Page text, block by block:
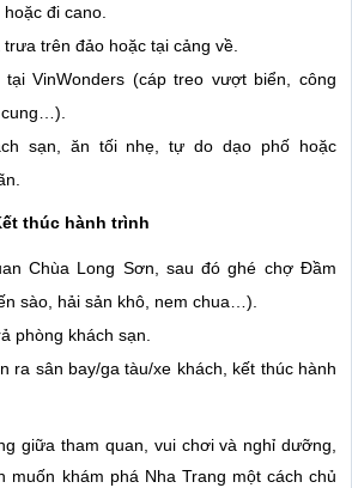
đi cano.
trên đảo hoặc tại cảng về.
tại VinWonders (cáp treo vượt biển, công
sạn, ăn tối nhẹ, tự do dạo phố hoặc
thúc hành trình
Chùa Long Sơn, sau đó ghé chợ Đầm
sào, hải sản khô, nem chua…).
phòng khách sạn.
ra sân bay/ga tàu/xe khách, kết thúc hành
giữa tham quan, vui chơi và nghỉ dưỡng,
muốn khám phá Nha Trang một cách chủ